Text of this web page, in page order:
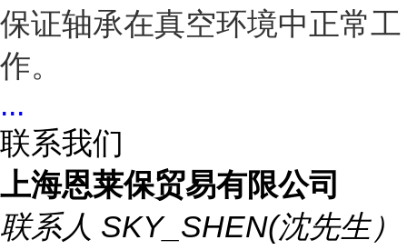
保证轴承在真空环境中正常工
作。
...
联系我们
上海恩莱保贸易有限公司
联系人 SKY_SHEN(沈先生）